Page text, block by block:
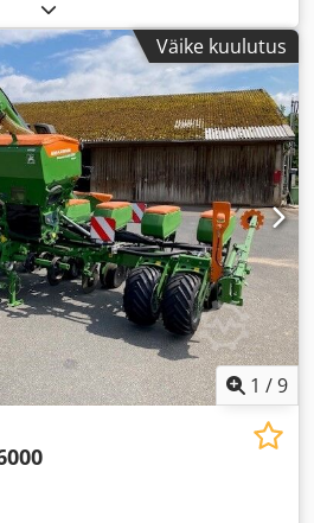
Väike kuulutus
1 /9